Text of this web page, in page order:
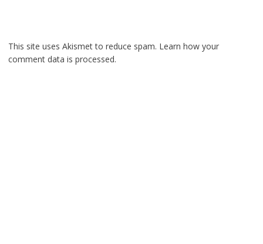
This site uses Akismet to reduce spam. Learn how your
comment data is processed.